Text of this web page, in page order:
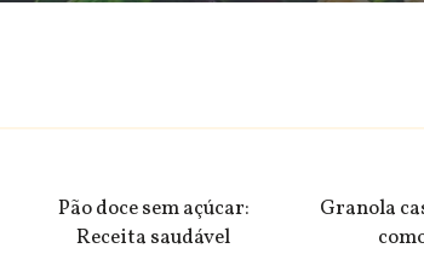
Pão doce sem açúcar:
Receita saudável
Granola